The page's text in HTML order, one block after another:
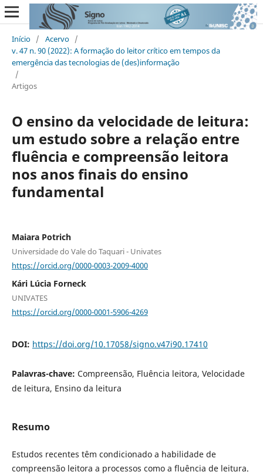
Início / Acervo /
v. 47 n. 90 (2022): A formação do leitor crítico em tempos da
emergência das tecnologias de (des)informação
/
Artigos
O ensino da velocidade de leitura:
um estudo sobre a relação entre
fluência e compreensão leitora
nos anos finais do ensino
fundamental
Maiara Potrich
Universidade do Vale do Taquari - Univates
https://orcid.org/0000-0003-2009-4000
Kári Lúcia Forneck
UNIVATES
https://orcid.org/0000-0001-5906-4269
DOI: https://doi.org/10.17058/signo.v47i90.17410
Palavras-chave: Compreensão, Fluência leitora, Velocidade
de leitura, Ensino da leitura
Resumo
Estudos recentes têm condicionado a habilidade de
compreensão leitora a processos como a fluência de leitura.